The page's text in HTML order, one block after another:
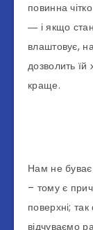
повинна
― і якщо
влаштовує,
дозволить їй
краще.
Нам не
– тому є
поверхні;
відчуваємо